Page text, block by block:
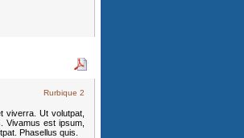
Rurbique 2
viverra. Ut volutpat,
Vivamus est ipsum,
Phasellus quis.